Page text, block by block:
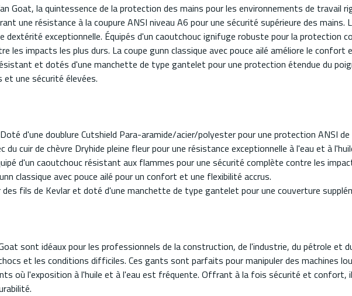
Goat, la quintessence de la protection des mains pour les environnements de travail
une résistance à la coupure ANSI niveau A6 pour une sécurité supérieure des mains.
dextérité exceptionnelle. Équipés d'un caoutchouc ignifuge robuste pour la protection
les impacts les plus durs. La coupe gunn classique avec pouce ailé améliore le
et dotés d'une manchette de type gantelet pour une protection étendue du
une sécurité élevées.
d'une doublure Cutshield Para-aramide/acier/polyester pour une protection ANSI de
du cuir de chèvre Dryhide pleine fleur pour une résistance exceptionnelle à l'eau et à
d'un caoutchouc résistant aux flammes pour une sécurité complète contre les
classique avec pouce ailé pour un confort et une flexibilité accrus.
fils de Kevlar et doté d'une manchette de type gantelet pour une couverture
sont idéaux pour les professionnels de la construction, de l'industrie, du pétrole et
et les conditions difficiles. Ces gants sont parfaits pour manipuler des machines
où l'exposition à l'huile et à l'eau est fréquente. Offrant à la fois sécurité et confort,